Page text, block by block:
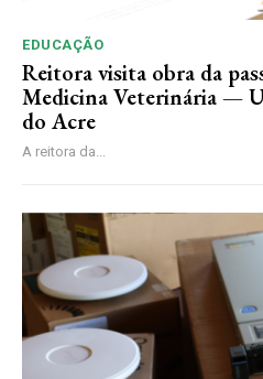
EDUCAÇÃO
Reitora visita obra da
Medicina Veterinária —
do Acre
A reitora da...